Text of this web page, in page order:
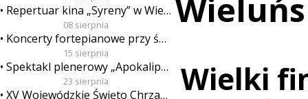
Repertuar kina „Syreny” w Wieluniu w dn. od 7 do 13 sierpnia
08 sierpnia
Koncerty fortepianowe przy świecach
15 sierpnia
Spektakl plenerowy „Apokalipsa”
23 sierpnia
XV Wojewódzkie Święto Chrzanu
Wielki